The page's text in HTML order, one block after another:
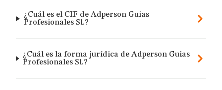
¿Cuál es el CIF de Adperson Guias
Profesionales Sl.?
¿Cuál es la forma jurídica de Adperson Guias
Profesionales Sl.?